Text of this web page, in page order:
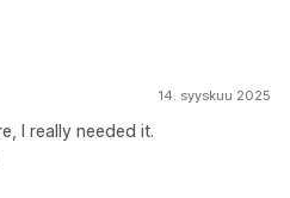
14. syyskuu 2025
I really needed it.